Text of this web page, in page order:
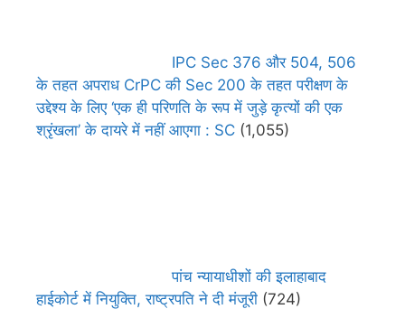
IPC Sec 376 और 504, 506
के तहत अपराध CrPC की Sec 200 के तहत परीक्षण के
उद्देश्य के लिए ‘एक ही परिणति के रूप में जुड़े कृत्यों की एक
श्रृंखला’ के दायरे में नहीं आएगा : SC (1,055)
पांच न्यायाधीशों की इलाहाबाद
हाईकोर्ट में नियुक्ति, राष्ट्रपति ने दी मंजूरी (724)